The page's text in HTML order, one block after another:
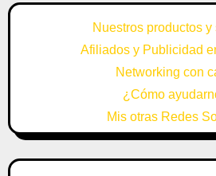
Nuestros productos y
Afiliados y Publicidad
Networking con
¿Cómo
Mis otras Redes